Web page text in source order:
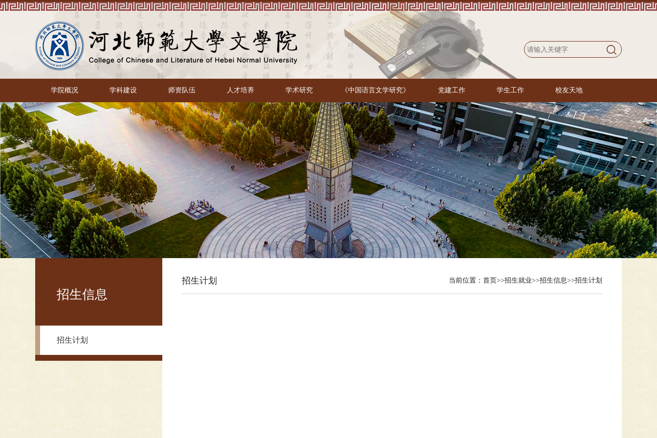
学院概况 学科建设 师资队伍 人才培养 学术研究 《中国语言文学研究》 党建工作 学生工作 校友天地
招生信息
招生计划
招生计划 当前位置： 首页>>招生就业>>招生信息>>招生计划